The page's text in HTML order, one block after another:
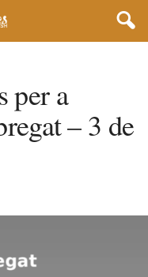
per a
– 3 de